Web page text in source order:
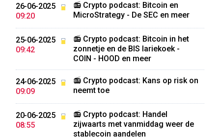
26-06-2025
09:20
📻 Crypto podcast: Bitcoin en
MicroStrategy - De SEC en meer
25-06-2025
09:42
📻 Crypto podcast: Bitcoin in het
zonnetje en de BIS lariekoek -
COIN - HOOD en meer
24-06-2025
09:09
📻 Crypto podcast: Kans op risk on
neemt toe
20-06-2025
08:55
📻 Crypto podcast: Handel
zijwaarts met vanmiddag weer de
stablecoin aandelen